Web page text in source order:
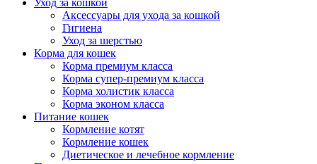
Уход за кошкой
Аксессуары для ухода за кошкой
Гигиена
Уход за шерстью
Корма для кошек
Корма премиум класса
Корма супер-премиум класса
Корма холистик класса
Корма эконом класса
Питание кошек
Кормление котят
Кормление кошек
Диетическое и лечебное кормление